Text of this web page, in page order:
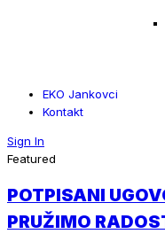
EKO Jankovci
Kontakt
Sign In
Featured
POTPISANI
PRUŽIMO